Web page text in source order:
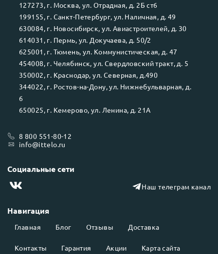
Навигация
Главная Блог Отзывы Доставка
Контакты Гарантия Акции Карта сайта
127273, г. Москва, ул. Отрадная, д. 2Б ст6
199155, г. Санкт-Петербург, ул. Наличная, д. 49
630084, г. Новосибирск, ул. Авиастроителей, д. 30
614031 , г. Пермь, ул. Докучаева, д. 50/2
625001 , г. Тюмень, ул. Коммунистическая, д. 47
454008, г. Челябинск, ул. Свердловский тракт, д. 5
350002, г. Краснодар, ул. Северная, д.490
344022, г. Ростов-на-Дону, ул. Нижнебульварная, д.
6
650025, г. Кемерово, ул. Ленина, д. 21А
8 800 551-80-12
info@ittelo.ru
Социальные сети
Наш телеграм канал